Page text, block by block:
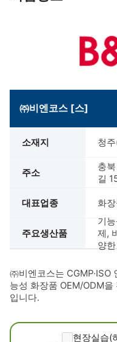
㈜비엔코스 [스]
소재지 청
주소
충
길
대표업종 화
주요생산품
기
제,
양
㈜비엔코스는 CGMP·ISO
능성 화장품 OEM/ODM
입니다.
현장실습(